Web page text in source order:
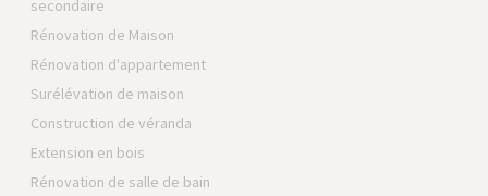
secondaire
Rénovation de Maison
Rénovation d'appartement
Surélévation de maison
Construction de véranda
Extension en bois
Rénovation de salle de bain